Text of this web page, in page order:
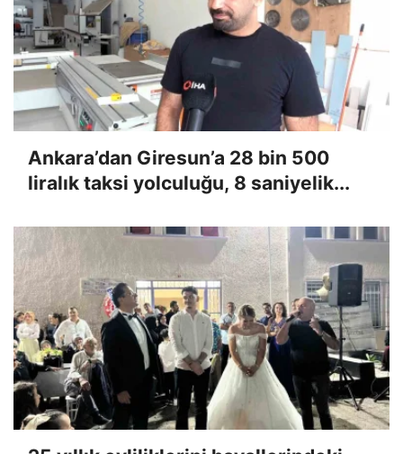
Ankara’dan Giresun’a 28 bin 500
liralık taksi yolculuğu, 8 saniyelik...